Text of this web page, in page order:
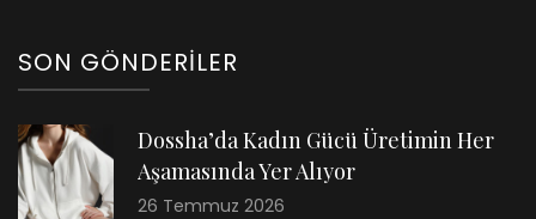
SON GÖNDERILER
Dossha’da Kadın Gücü Üretimin Her
Aşamasında Yer Alıyor
26 Temmuz 2026